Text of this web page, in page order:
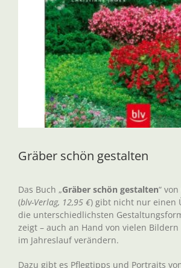
Gräber schön gestalten
Das Buch „Gräber schön gestalten“
(blv-Verlag, 12,95 €) gibt nicht nur einen
die unterschiedlichsten
zeigt – auch an Hand von vielen
im Jahreslauf verändern.
Dazu gibt es Pflegtipps und Portraits